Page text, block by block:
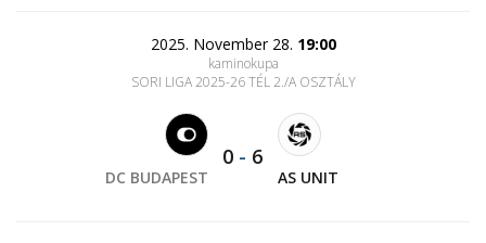
2025. November 28. 19:00
kaminokupa
SORI LIGA 2025-26 TÉL 2./A OSZTÁLY
DC BUDAPEST
0 - 6
AS UNIT